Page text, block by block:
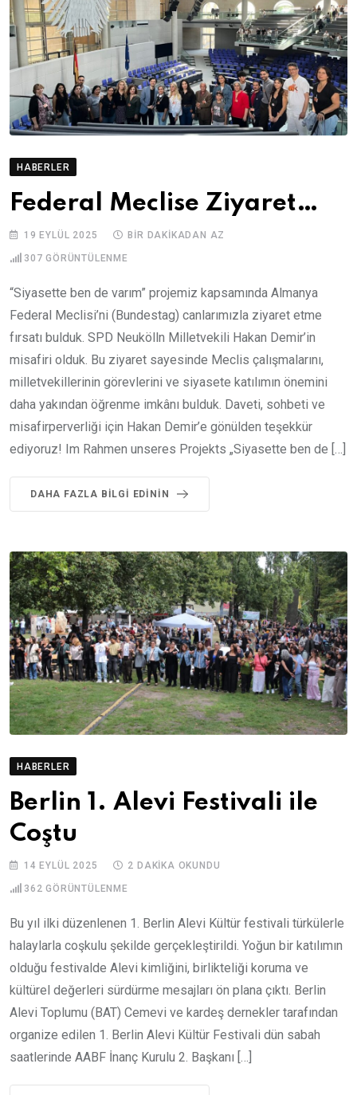
HABERLER
Federal Meclise Ziyaret…
19 EYLÜL 2025 BIR DAKIKADAN AZ
307 GÖRÜNTÜLENME
“Siyasette ben de varım” projemiz kapsamında Almanya
Federal Meclisi’ni (Bundestag) canlarımızla ziyaret etme
fırsatı bulduk. SPD Neukölln Milletvekili Hakan Demir’in
misafiri olduk. Bu ziyaret sayesinde Meclis çalışmalarını,
milletvekillerinin görevlerini ve siyasete katılımın önemini
daha yakından öğrenme imkânı bulduk. Daveti, sohbeti ve
misafirperverliği için Hakan Demir’e gönülden teşekkür
ediyoruz! Im Rahmen unseres Projekts „Siyasette ben de […]
DAHA FAZLA BILGI EDININ
HABERLER
Berlin 1. Alevi Festivali ile
Coştu
14 EYLÜL 2025 2 DAKIKA OKUNDU
362 GÖRÜNTÜLENME
Bu yıl ilki düzenlenen 1. Berlin Alevi Kültür festivali türkülerle
halaylarla coşkulu şekilde gerçekleştirildi. Yoğun bir katılımın
olduğu festivalde Alevi kimliğini, birlikteliği koruma ve
kültürel değerleri sürdürme mesajları ön plana çıktı. Berlin
Alevi Toplumu (BAT) Cemevi ve kardeş dernekler tarafından
organize edilen 1. Berlin Alevi Kültür Festivali dün sabah
saatlerinde AABF İnanç Kurulu 2. Başkanı […]